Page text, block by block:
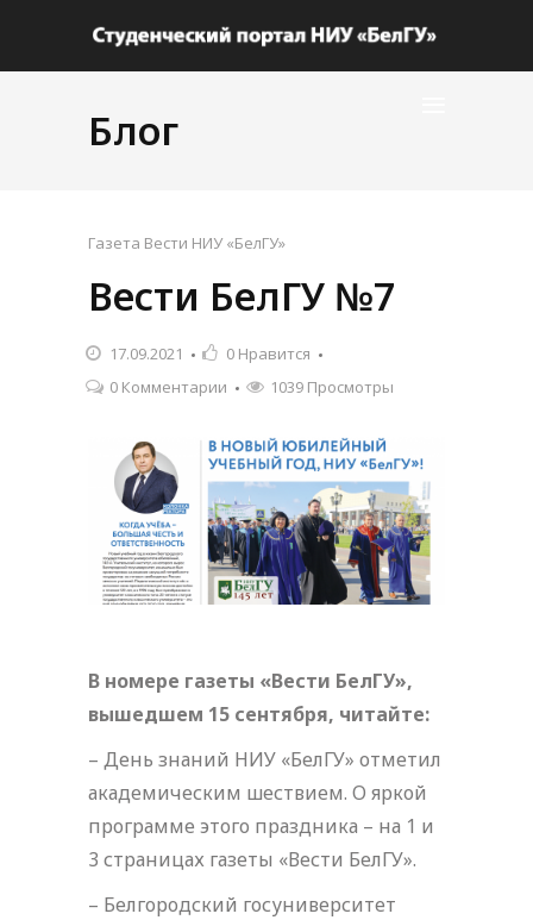
Блог
Газета Вести НИУ «БелГУ»
Вести БелГУ №7
17.09.2021 0 Нравится
0 Комментарии
1039 Просмотры
В номере газеты «Вести БелГУ»,
вышедшем 15 сентября, читайте:
– День знаний НИУ «БелГУ» отметил
академическим шествием. О яркой
программе этого праздника – на 1 и
3 страницах газеты «Вести БелГУ».
– Белгородский госуниверситет